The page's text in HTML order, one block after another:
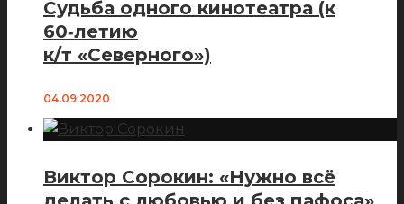
Судьба одного кинотеатра (к
60‑летию
к/т «Северного»)
04.09.2020
Виктор Сорокин: «Нужно всё